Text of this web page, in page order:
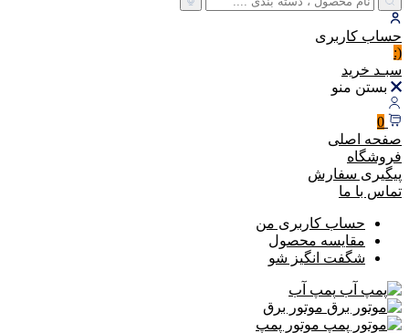
حساب کاربری
(:
سبـد خرید
بستن منو
0
صفحه اصلی
فروشگاه
پیگیری سفارش
تماس با ما
حساب کاربری من
مقایسه محصول
شگفت انگیز شو
پمپ آب
موتور برق
موتور پمپ